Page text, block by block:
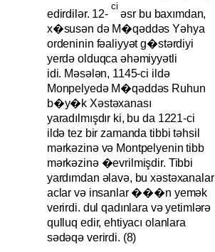
edirdilər. 12-
ci
əsr bu baxımdan,
x�susən də M�qəddəs Yəhya
ordeninin fəaliyyət g�stərdiyi
yerdə olduqca əhəmiyyətli
idi. Məsələn, 1145-ci ildə
Monpelyedə M�qəddəs Ruhun
b�y�k Xəstəxanası
yaradılmışdır ki, bu da 1221-ci
ildə tez bir zamanda tibbi təhsil
mərkəzinə və Montpelyenin tibb
mərkəzinə �evrilmişdir. Tibbi
yardımdan əlavə, bu xəstəxanalar
aclar və insanlar ���n yemək
verirdi. dul qadınlara və yetimlərə
qulluq edir, ehtiyacı olanlara
sədəqə verirdi. (8)